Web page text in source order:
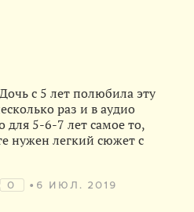
с 5 лет полюбила эту
раз и в аудио
для 5-6-7 лет самое то,
нужен легкий сюжет с
0 6 ИЮЛ. 2019